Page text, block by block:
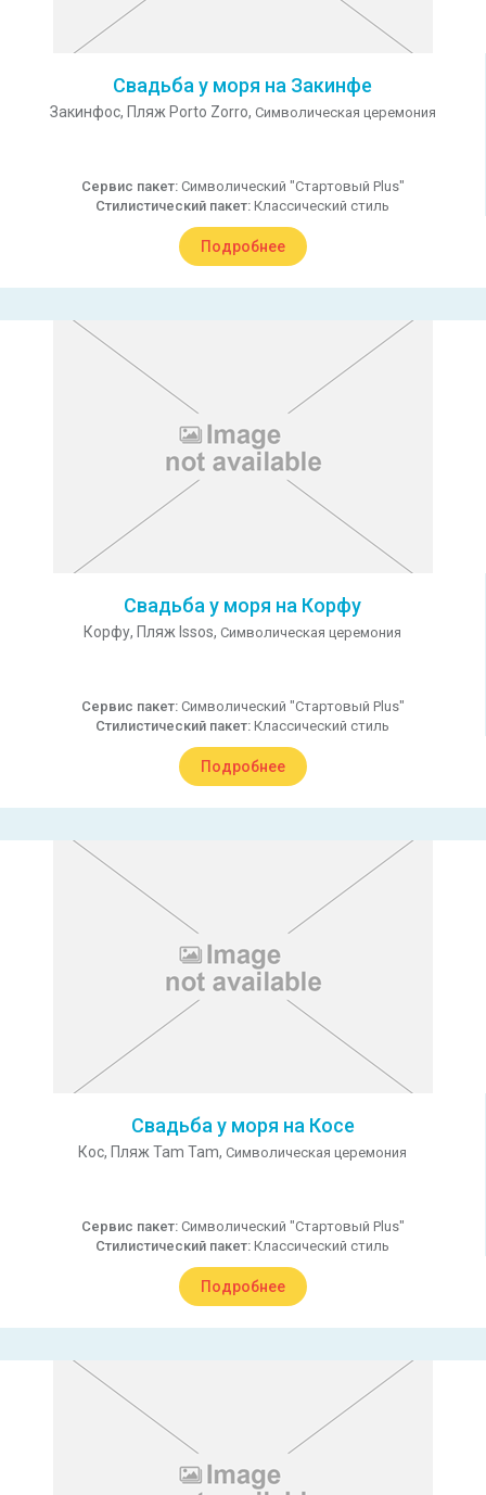
Свадьба у моря на Закинфе
Закинфос, Пляж Porto Zorro, Символическая церемония
Сервис пакет: Символический "Стартовый Plus"
Стилистический пакет: Классический стиль
Подробнее
Свадьба у моря на Корфу
Корфу, Пляж Issos, Символическая церемония
Сервис пакет: Символический "Стартовый Plus"
Стилистический пакет: Классический стиль
Подробнее
Свадьба у моря на Косе
Кос, Пляж Tam Tam, Символическая церемония
Сервис пакет: Символический "Стартовый Plus"
Стилистический пакет: Классический стиль
Подробнее